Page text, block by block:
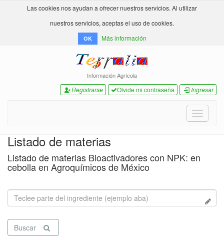
Las cookies nos ayudan a ofrecer nuestros servicios. Al utilizar
nuestros servicios, aceptas el uso de cookies.
OK Más información
Información Agrícola
Registrarse Olvide mi contraseña Ingresar
Toggle
Listado de materias
Listado de materias Bioactivadores con NPK: en
cebolla en Agroquímicos de México
Buscar